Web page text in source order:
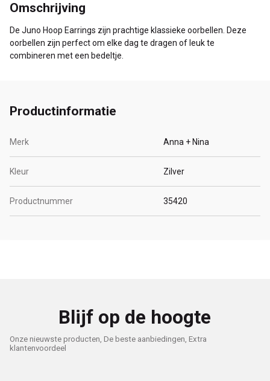
Omschrijving
De Juno Hoop Earrings zijn prachtige klassieke oorbellen. Deze
oorbellen zijn perfect om elke dag te dragen of leuk te
combineren met een bedeltje.
Productinformatie
Merk Anna + Nina
Kleur Zilver
Productnummer 35420
Blijf op de hoogte
Onze nieuwste producten, De beste aanbiedingen, Extra
klantenvoordeel